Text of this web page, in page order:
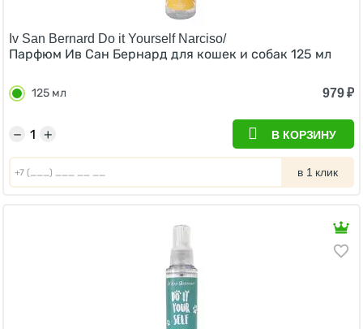
Iv San Bernard Do it Yourself Narciso/
Парфюм Ив Сан Бернард для кошек и собак 125 мл
125 мл 979₽
+
− В КОРЗИНУ
в 1 клик